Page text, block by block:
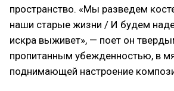
пространство. «Мы разведем
наши старые жизни / И будем
искра выживет», — поет он
пропитанным убежденностью, в
поднимающей настроение